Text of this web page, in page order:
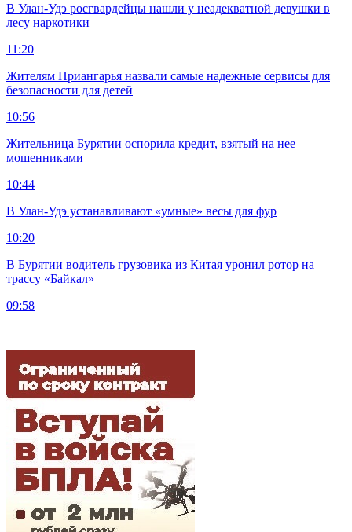
В Улан-Удэ росгвардейцы нашли у неадекватной девушки в
лесу наркотики
11:20
Жителям Приангарья назвали самые надежные сервисы для
безопасности для детей
10:56
Жительница Бурятии оспорила кредит, взятый на нее
мошенниками
10:44
В Улан-Удэ устанавливают «умные» весы для фур
10:20
В Бурятии водитель грузовика из Китая уронил ротор на
трассу «Байкал»
09:58